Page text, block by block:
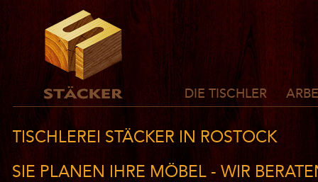
DIE TISCHLER
TISCHLEREI STÄCKER IN ROSTOCK
SIE PLANEN IHRE MÖBEL - WIR